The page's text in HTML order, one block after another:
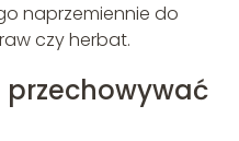
naprzemiennie do
czy herbat.
przechowywać